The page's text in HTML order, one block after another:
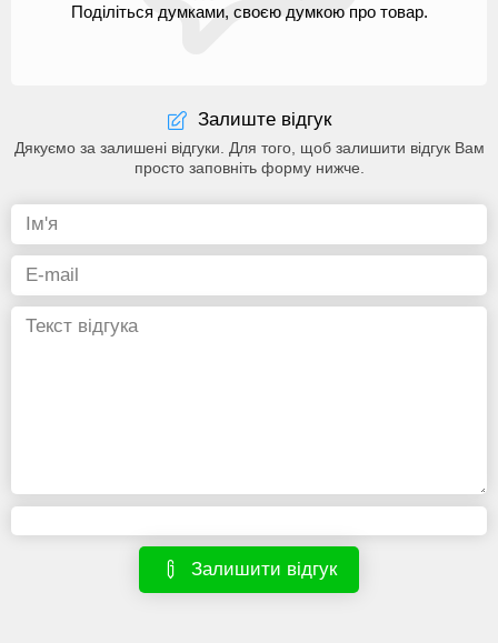
Поділіться думками, своєю думкою про товар.
Залиште відгук
Дякуємо за залишені відгуки. Для того, щоб залишити відгук Вам
просто заповніть форму нижче.
Залишити відгук